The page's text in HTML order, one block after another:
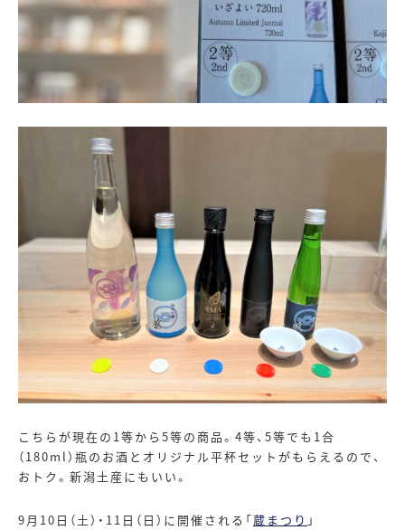
こちらが現在の 1等から 5等の商品。 4等、 5等でも 1合
（180ml）瓶のお酒とオリジナル平杯セットがもらえるので、
おトク。新潟土産にもいい。
9月 10 日（土）・ 11 日（日）に開催される「蔵まつり 」